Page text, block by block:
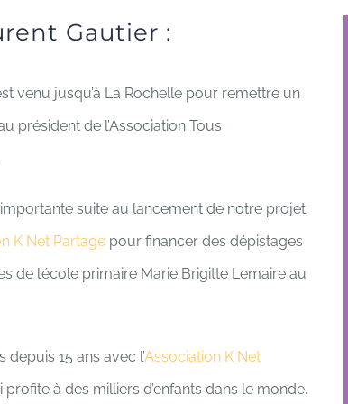
Gautier :
venu jusqu’à La Rochelle pour remettre un
président de l’Association Tous
suite au lancement de notre projet
K Net Partage pour financer des dépistages
l’école primaire Marie Brigitte Lemaire au
15 ans avec l’Association K Net
à des milliers d’enfants dans le monde.